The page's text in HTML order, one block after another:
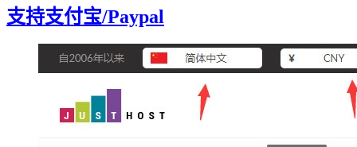
支持支付宝/Paypal